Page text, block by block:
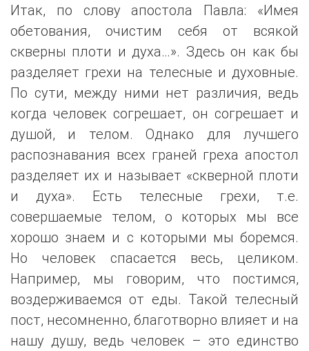
Итак, по слову апостола Павла: «Имея
обетования, очистим себя от всякой
скверны плоти и духа…». Здесь он как бы
разделяет грехи на телесные и духовные.
По сути, между ними нет различия, ведь
когда человек согрешает, он согрешает и
душой, и телом. Однако для лучшего
распознавания всех граней греха апостол
разделяет их и называет «скверной плоти
и духа». Есть телесные грехи, т.е.
совершаемые телом, о которых мы все
хорошо знаем и с которыми мы боремся.
Но человек спасается весь, целиком.
Например, мы говорим, что постимся,
воздерживаемся от еды. Такой телесный
пост, несомненно, благотворно влияет и на
нашу душу, ведь человек – это единство